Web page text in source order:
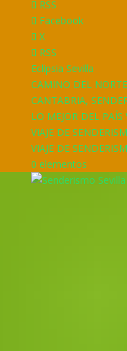
RSS
Facebook
X
RSS
Eclipsia Sevilla
CAMINO DEL
CANTABRIA,
LO MEJOR DEL PAÍS
VIAJE DE
VIAJE DE
0 elementos